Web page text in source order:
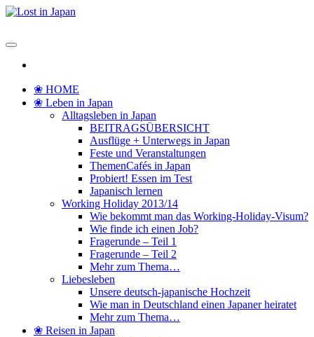
Zum
❀ HOME
❀ Leben in Japan
Alltagsleben in Japan
BEITRAGSÜBERSICHT
Ausflüge + Unterwegs in Japan
Feste und Veranstaltungen
ThemenCafés in Japan
Probiert! Essen im Test
Japanisch lernen
Working Holiday 2013/14
Wie bekommt man das Working-Holiday-Visum?
Wie finde ich einen Job?
Fragerunde – Teil 1
Fragerunde – Teil 2
Mehr zum Thema…
Liebesleben
Unsere deutsch-japanische Hochzeit
Wie man in Deutschland einen Japaner heiratet
Mehr zum Thema…
❀ Reisen in Japan